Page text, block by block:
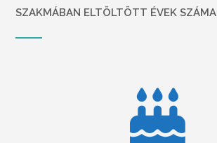
SZAKMÁBAN ELTÖLTÖTT ÉVEK SZÁMA